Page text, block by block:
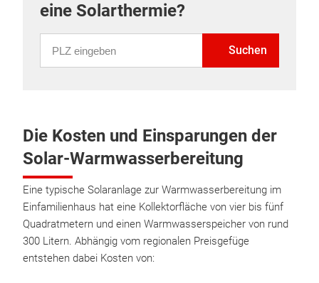
eine Solarthermie?
Suchen
Die Kosten und Einsparungen der
Solar-Warmwasserbereitung
Eine typische Solaranlage zur Warmwasserbereitung im
Einfamilienhaus hat eine Kollektorfläche von vier bis fünf
Quadratmetern und einen Warmwasserspeicher von rund
300 Litern. Abhängig vom regionalen Preisgefüge
entstehen dabei Kosten von: